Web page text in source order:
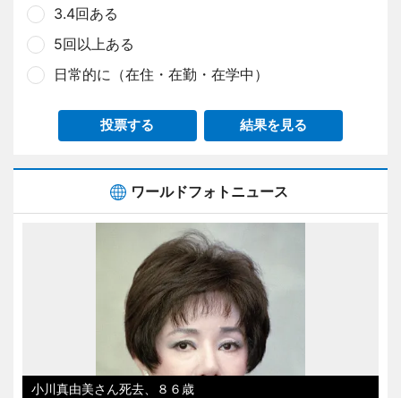
3.4回ある
5回以上ある
日常的に（在住・在勤・在学中）
投票する 結果を見る
ワールドフォトニュース
小川真由美さん死去、８６歳